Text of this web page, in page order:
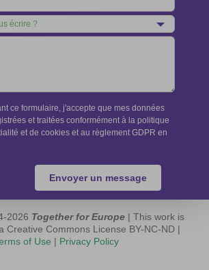
ce formulaire, j'accepte que mes données
et traitées conformément à la politique
et de cookies et au règlement GDPR en
Envoyer un message
2026 Together for Europe | This work is
Creative Commons License BY-NC-ND |
of Use | Privacy Policy